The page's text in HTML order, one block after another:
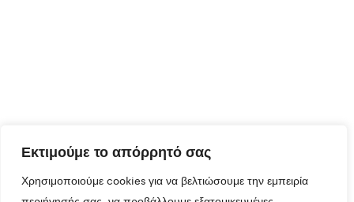
Εκτιμούμε το απόρρητό σας
Χρησιμοποιούμε cookies για να βελτιώσουμε την εμπειρία